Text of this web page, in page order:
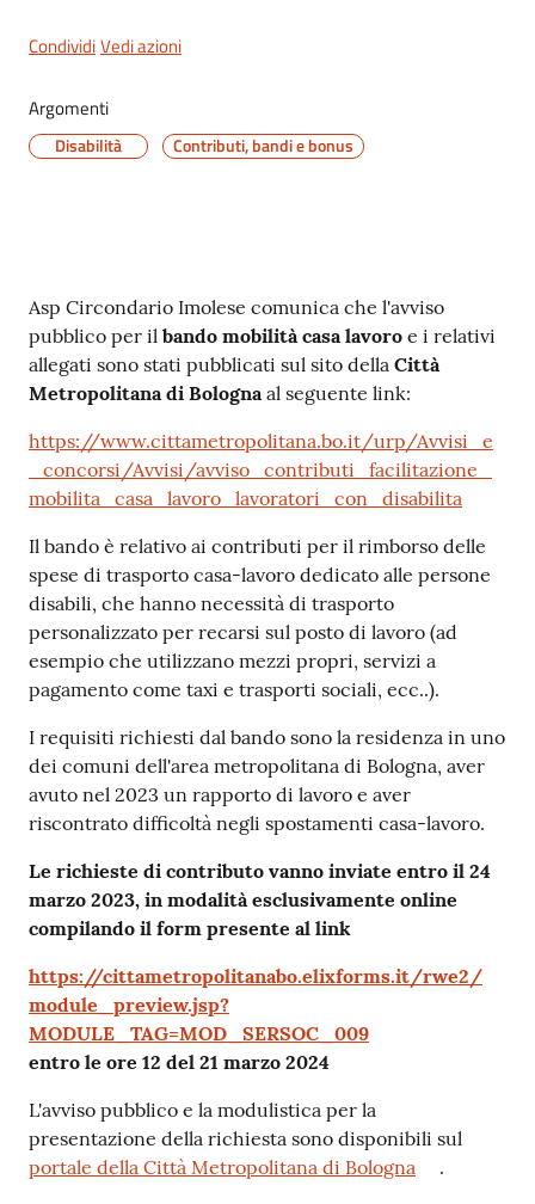
Tutti
gli
CondividiVedi azioni
Argomenti
Disabilità Contributi, bandi e bonus
Contenuto
Asp Circondario Imolese comunica che l'avviso
pubblico per il bando mobilità casa lavoro e i relativi
allegati sono stati pubblicati sul sito della Città
Metropolitana di Bolognaal seguente link:
https://www.cittametropolitana.bo.it/urp/Avvisi_e
_concorsi/Avvisi/avviso_contributi_facilitazione_
mobilita_casa_lavoro_lavoratori_con_disabilita
Il bando è relativo ai contributi per il rimborso delle
spese di trasporto casa-lavoro dedicato alle persone
disabili, che hanno necessità di trasporto
personalizzato per recarsi sul posto di lavoro (ad
esempio che utilizzano mezzi propri, servizi a
pagamento come taxi e trasporti sociali, ecc..).
I requisiti richiesti dal bando sono la residenza in uno
dei comuni dell'area metropolitana di Bologna, aver
avuto nel 2023 un rapporto di lavoro e aver
riscontrato difficoltà negli spostamenti casa-lavoro.
Le richieste di contributo vanno inviate entro il 24
marzo 2023, in modalità esclusivamente online
compilando il form presente al link
https://cittametropolitanabo.elixforms.it/rwe2/
module_preview.jsp?
MODULE_TAG=MOD_SERSOC_009
entro le ore 12 del 21 marzo 2024
L'avviso pubblico e la modulistica per la
presentazione della richiesta sono disponibili sul
portale della Città Metropolitana di Bologna
.